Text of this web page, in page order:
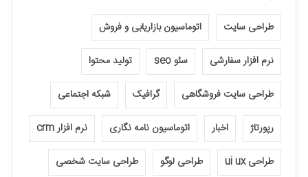
طراحی سایت اتوماسیون بازاریابی و فروش
نرم افزار سفارشی سئو seo تولید محتوا
طراحی سایت فروشگاهی گرافیک شبکه اجتماعی
رپورتاژ اخبار اتوماسیون نامه نگاری نرم افزار crm
طراحی ui ux طراحی لوگو طراحی سایت شخصی